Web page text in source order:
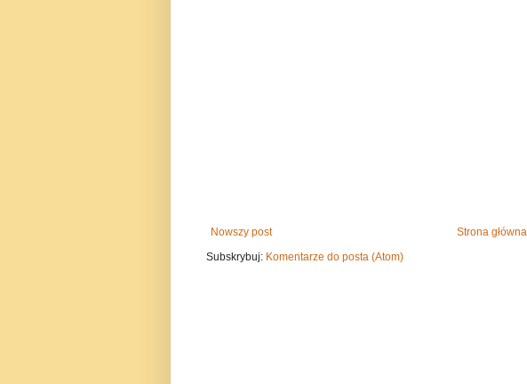
Nowszy post
Strona główna
Subskrybuj: Komentarze do posta (Atom)